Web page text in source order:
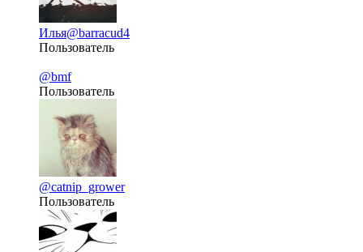
Илья@barracud4
Пользователь
@bmf
Пользователь
@catnip_grower
Пользователь